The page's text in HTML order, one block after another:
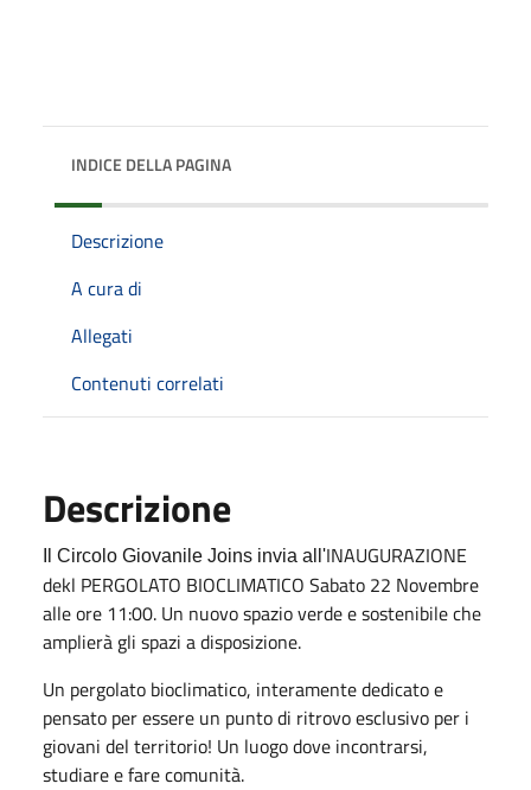
INDICE DELLA PAGINA
Descrizione
A cura di
Allegati
Contenuti correlati
Descrizione
Il Circolo Giovanile Joins invia all'INAUGURAZIONE
dekl PERGOLATO BIOCLIMATICO Sabato 22 Novembre
alle ore 11:00. Un nuovo spazio verde e sostenibile che
amplierà gli spazi a disposizione.
Un pergolato bioclimatico, interamente dedicato e
pensato per essere un punto di ritrovo esclusivo per i
giovani del territorio! Un luogo dove incontrarsi,
studiare e fare comunità.